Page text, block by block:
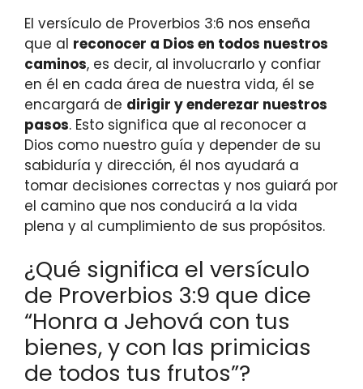
El versículo de Proverbios 3:6 nos enseña
que al reconocer a Dios en todos nuestros
caminos, es decir, al involucrarlo y confiar
en él en cada área de nuestra vida, él se
encargará de dirigir y enderezar nuestros
pasos. Esto significa que al reconocer a
Dios como nuestro guía y depender de su
sabiduría y dirección, él nos ayudará a
tomar decisiones correctas y nos guiará por
el camino que nos conducirá a la vida
plena y al cumplimiento de sus propósitos.
¿Qué significa el versículo
de Proverbios 3:9 que dice
“Honra a Jehová con tus
bienes, y con las primicias
de todos tus frutos”?